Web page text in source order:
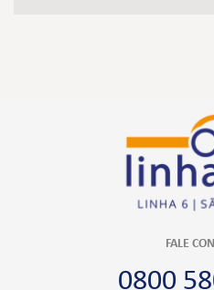
FALE
0800